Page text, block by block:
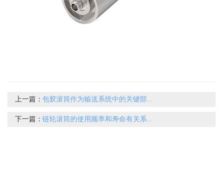
上一篇：包胶滚筒作为输送系统中的关键部...
下一篇：链轮滚筒的使用频率和寿命有关系...